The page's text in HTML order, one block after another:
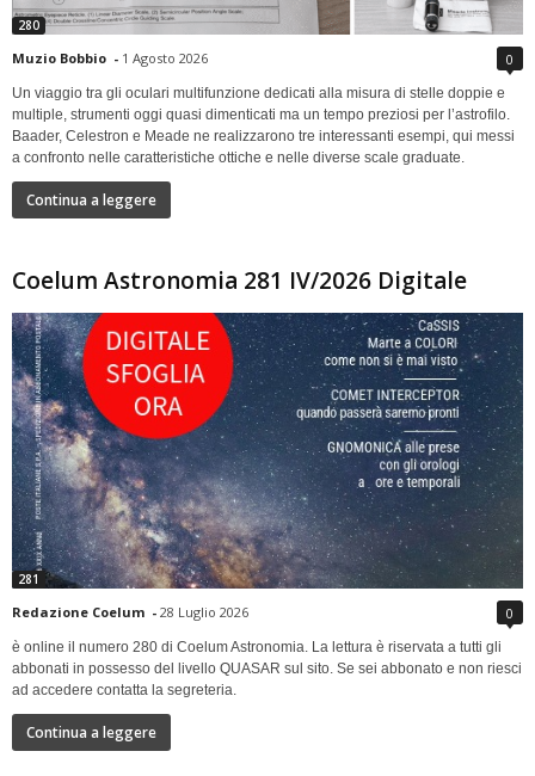
280
Muzio Bobbio - 1 Agosto 2026 0
Un viaggio tra gli oculari multifunzione dedicati alla misura di stelle doppie e
multiple, strumenti oggi quasi dimenticati ma un tempo preziosi per l’astrofilo.
Baader, Celestron e Meade ne realizzarono tre interessanti esempi, qui messi
a confronto nelle caratteristiche ottiche e nelle diverse scale graduate.
Continua a leggere
Coelum Astronomia 281 IV/2026 Digitale
281
Redazione Coelum - 28 Luglio 2026 0
è online il numero 280 di Coelum Astronomia. La lettura è riservata a tutti gli
abbonati in possesso del livello QUASAR sul sito. Se sei abbonato e non riesci
ad accedere contatta la segreteria.
Continua a leggere